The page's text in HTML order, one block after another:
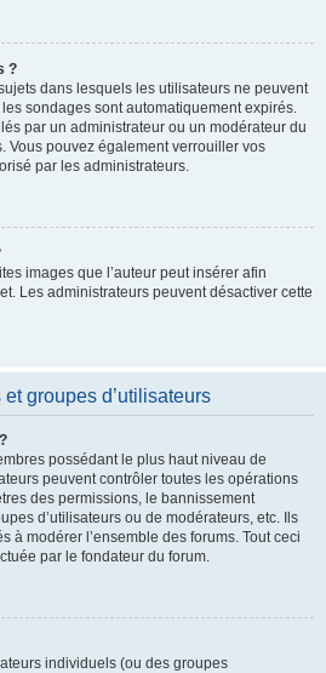
?
dans lesquels les utilisateurs ne peuvent
sondages sont automatiquement expirés.
par un administrateur ou un modérateur du
Vous pouvez également verrouiller vos
par les administrateurs.
images que l’auteur peut insérer afin
Les administrateurs peuvent désactiver cette
groupes d’utilisateurs
possédant le plus haut niveau de
peuvent contrôler toutes les opérations
des permissions, le bannissement
d’utilisateurs ou de modérateurs, etc. Ils
à modérer l’ensemble des forums. Tout ceci
par le fondateur du forum.
individuels (ou des groupes